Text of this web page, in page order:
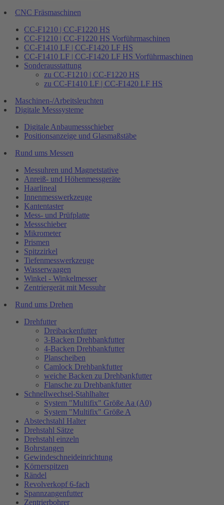
CNC Fräsmaschinen
CC-F1210 | CC-F1220 HS
CC-F1210 | CC-F1220 HS Vorführmaschinen
CC-F1410 LF | CC-F1420 LF HS
CC-F1410 LF | CC-F1420 LF HS Vorführmaschinen
Sonderausstattung
zu CC-F1210 | CC-F1220 HS
zu CC-F1410 LF | CC-F1420 LF HS
Maschinen-/Arbeitsleuchten
Digitale Messsysteme
Digitale Anbaumessschieber
Positionsanzeige und Glasmaßstäbe
Rund ums Messen
Messuhren und Magnetstative
Anreiß- und Höhenmessgeräte
Haarlineal
Innenmesswerkzeuge
Kantentaster
Mess- und Prüfplatte
Messschieber
Mikrometer
Prismen
Spitzzirkel
Tiefenmesswerkzeuge
Wasserwaagen
Winkel - Winkelmesser
Zentriergerät mit Messuhr
Rund ums Drehen
Drehfutter
Dreibackenfutter
3-Backen Drehbankfutter
4-Backen Drehbankfutter
Planscheiben
Camlock Drehbankfutter
weiche Backen zu Drehbankfutter
Flansche zu Drehbankfutter
Schnellwechsel-Stahlhalter
System "Multifix" Größe Aa (A0)
System "Multifix" Größe A
Abstechstahl Halter
Drehstahl Sätze
Drehstahl einzeln
Bohrstangen
Gewindeschneideinrichtung
Körnerspitzen
Rändel
Revolverkopf 6-fach
Spannzangenfutter
Zentrierbohrer